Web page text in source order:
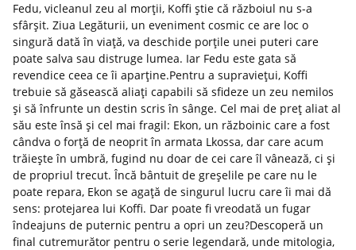
Fedu, vicleanul zeu al morții, Koffi știe că războiul nu s-a
sfârșit. Ziua Legăturii, un eveniment cosmic ce are loc o
singură dată în viață, va deschide porțile unei puteri care
poate salva sau distruge lumea. Iar Fedu este gata să
revendice ceea ce îi aparține.Pentru a supraviețui, Koffi
trebuie să găsească aliați capabili să sfideze un zeu nemilos
și să înfrunte un destin scris în sânge. Cel mai de preț aliat al
său este însă și cel mai fragil: Ekon, un războinic care a fost
cândva o forță de neoprit în armata Lkossa, dar care acum
trăiește în umbră, fugind nu doar de cei care îl vânează, ci și
de propriul trecut. Încă bântuit de greșelile pe care nu le
poate repara, Ekon se agață de singurul lucru care îi mai dă
sens: protejarea lui Koffi. Dar poate fi vreodată un fugar
îndeajuns de puternic pentru a opri un zeu?Descoperă un
final cutremurător pentru o serie legendară, unde mitologia,